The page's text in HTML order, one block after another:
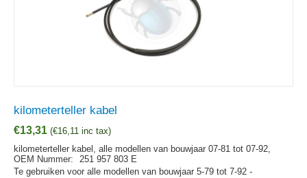
kilometerteller kabel
€13,31 (€16,11 inc tax)
kilometerteller kabel, alle modellen van bouwjaar 07-81 tot 07-92,
OEM Nummer:
251 957 803 E
Te gebruiken voor alle modellen van bouwjaar 5-79 tot 7-92 -